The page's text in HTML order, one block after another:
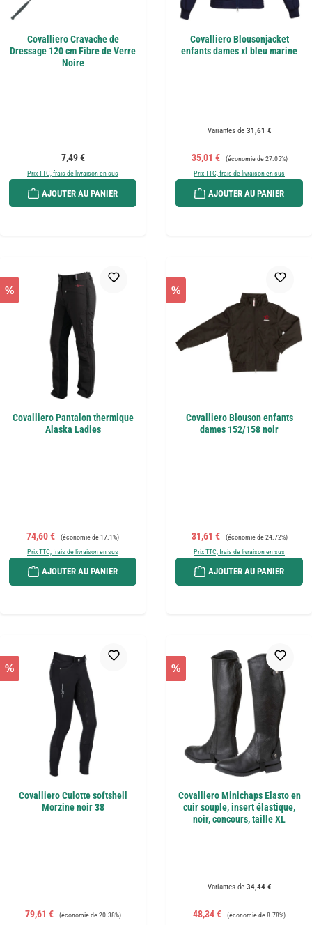
Covalliero Cravache de
Dressage 120 cm Fibre de Verre
Noire
Prix régulier :
7,49 €
Prix TTC, frais de livraison en sus
AJOUTER AU PANIER
Covalliero Blousonjacket
enfants dames xl bleu marine
Variantes de31,61 €
Prix de vente :
35,01 € Prix régulier :
(économie de 27.05%)
Prix TTC, frais de livraison en sus
AJOUTER AU PANIER
%
Covalliero Pantalon thermique
Alaska Ladies
Prix de vente :
74,60 € Prix régulier :
(économie de 17.1%)
Prix TTC, frais de livraison en sus
AJOUTER AU PANIER
%
Covalliero Blouson enfants
dames 152/158 noir
Prix de vente :
31,61 € Prix régulier :
(économie de 24.72%)
Prix TTC, frais de livraison en sus
AJOUTER AU PANIER
%
Covalliero Culotte softshell
Morzine noir 38
Prix de vente :
79,61 € Prix régulier :
(économie de 20.38%)
%
Covalliero Minichaps Elasto en
cuir souple, insert élastique,
noir, concours, taille XL
Variantes de34,44 €
Prix de vente :
48,34 € Prix régulier :
(économie de 8.78%)